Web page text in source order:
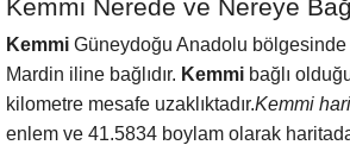
Kemmi Nerede ve Nereye
Kemmi Güneydoğu Anadolu
Mardin iline bağlıdır. Kemmi bağlı
kilometre mesafe uzaklıktadır.Kemmi
enlem ve 41.5834 boylam olarak